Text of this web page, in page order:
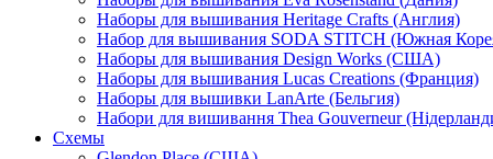
Наборы для вышивания Heritage Crafts (Англия)
Набор для вышивания SODA STITCH (Южная
Наборы для вышивания Design Works (США)
Наборы для вышивания Lucas Creations (Франция)
Наборы для вышивки LanArte (Бельгия)
Набори для вишивання Thea Gouverneur
Схемы